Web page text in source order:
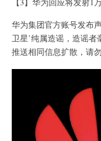
华为集团官方账号发布
卫星’纯属造谣，造谣
推送相同信息扩散，请